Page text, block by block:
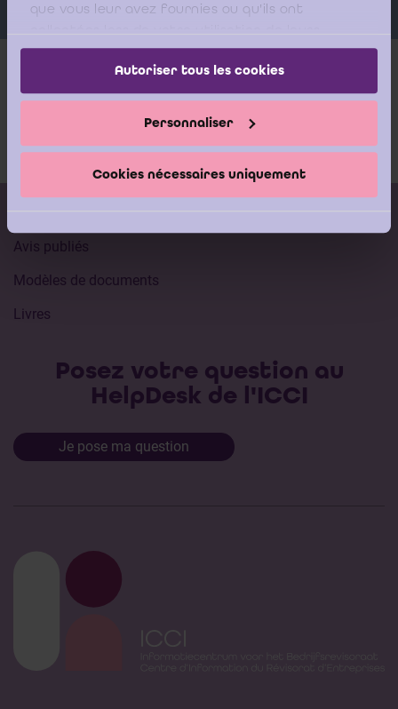
que vous leur avez fournies ou qu'ils ont
services.
Autoriser tous les cookies
Personnaliser
Cookies nécessaires uniquement
Plus d'infos
Documentation
Avis publiés
Modèles de documents
Livres
Posez votre question au
HelpDesk de l'ICCI
Je pose ma question